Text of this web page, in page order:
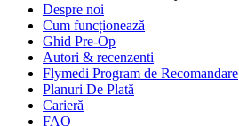
Despre noi
Cum funcționează
Ghid Pre-Op
Autori & recenzenti
Flymedi Program de Recomandare
Planuri De Plată
Carieră
FAQ